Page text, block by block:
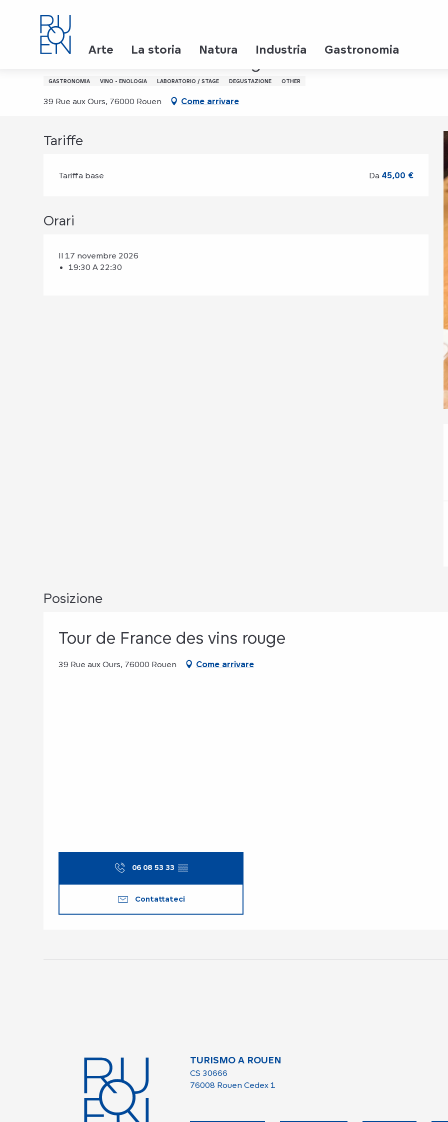
Arte La storia Natura Industria Gastronomia
Martedì 17 novembre da 19:30 a 22:30
GASTRONOMIA VINO - ENOLOGIA LABORATORIO / STAGE DEGUSTAZIONE OTHER
39 Rue aux Ours, 76000 Rouen Come arrivare
Tariffe
Tariffa base Da 45,00 €
Orari
Il 17 novembre 2026
19:30 A 22:30
Posizione
Tour de France des vins rouge
39 Rue aux Ours, 76000 Rouen Come arrivare
06 08 53 33 ▒▒
Contattateci
TURISMO A ROUEN
CS 30666
76008 Rouen Cedex 1